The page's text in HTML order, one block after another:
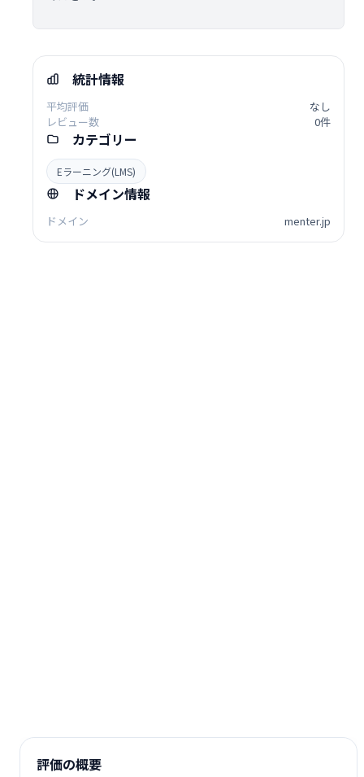
統計情報
平均評価
なし
レビュー数
0件
カテゴリー
Eラーニング(LMS)
ドメイン情報
ドメイン menter.jp
評価の概要